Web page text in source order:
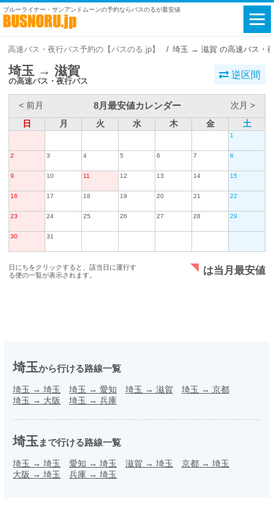
ブルーライナー・サンアンドムーンの予約ならバスのるが最安値
高速バス・夜行バス予約の【バスのる.jp】 埼玉 → 滋賀 の高速バス・
埼玉 → 滋賀
の高速バス・夜行バス
逆区間
< 前月 8月最安値カレンダー
次月 >
日
月 火 水 木 金 土
1
2 3 4 5 6 7 8
9 10 11 12 13 14 15
16 17 18 19 20 21 22
23 24 25 26 27 28 29
30 31
日にちをクリックすると、該当日に運行す
る便の一覧が表示されます。
は当月最安値
埼玉から行ける路線一覧
埼玉 → 埼玉 埼玉 → 愛知 埼玉 → 滋賀 埼玉 → 京都
埼玉 → 大阪 埼玉 → 兵庫
埼玉 まで行ける路線一覧
埼玉 → 埼玉 愛知 → 埼玉 滋賀 → 埼玉 京都 → 埼玉
大阪 → 埼玉 兵庫 → 埼玉